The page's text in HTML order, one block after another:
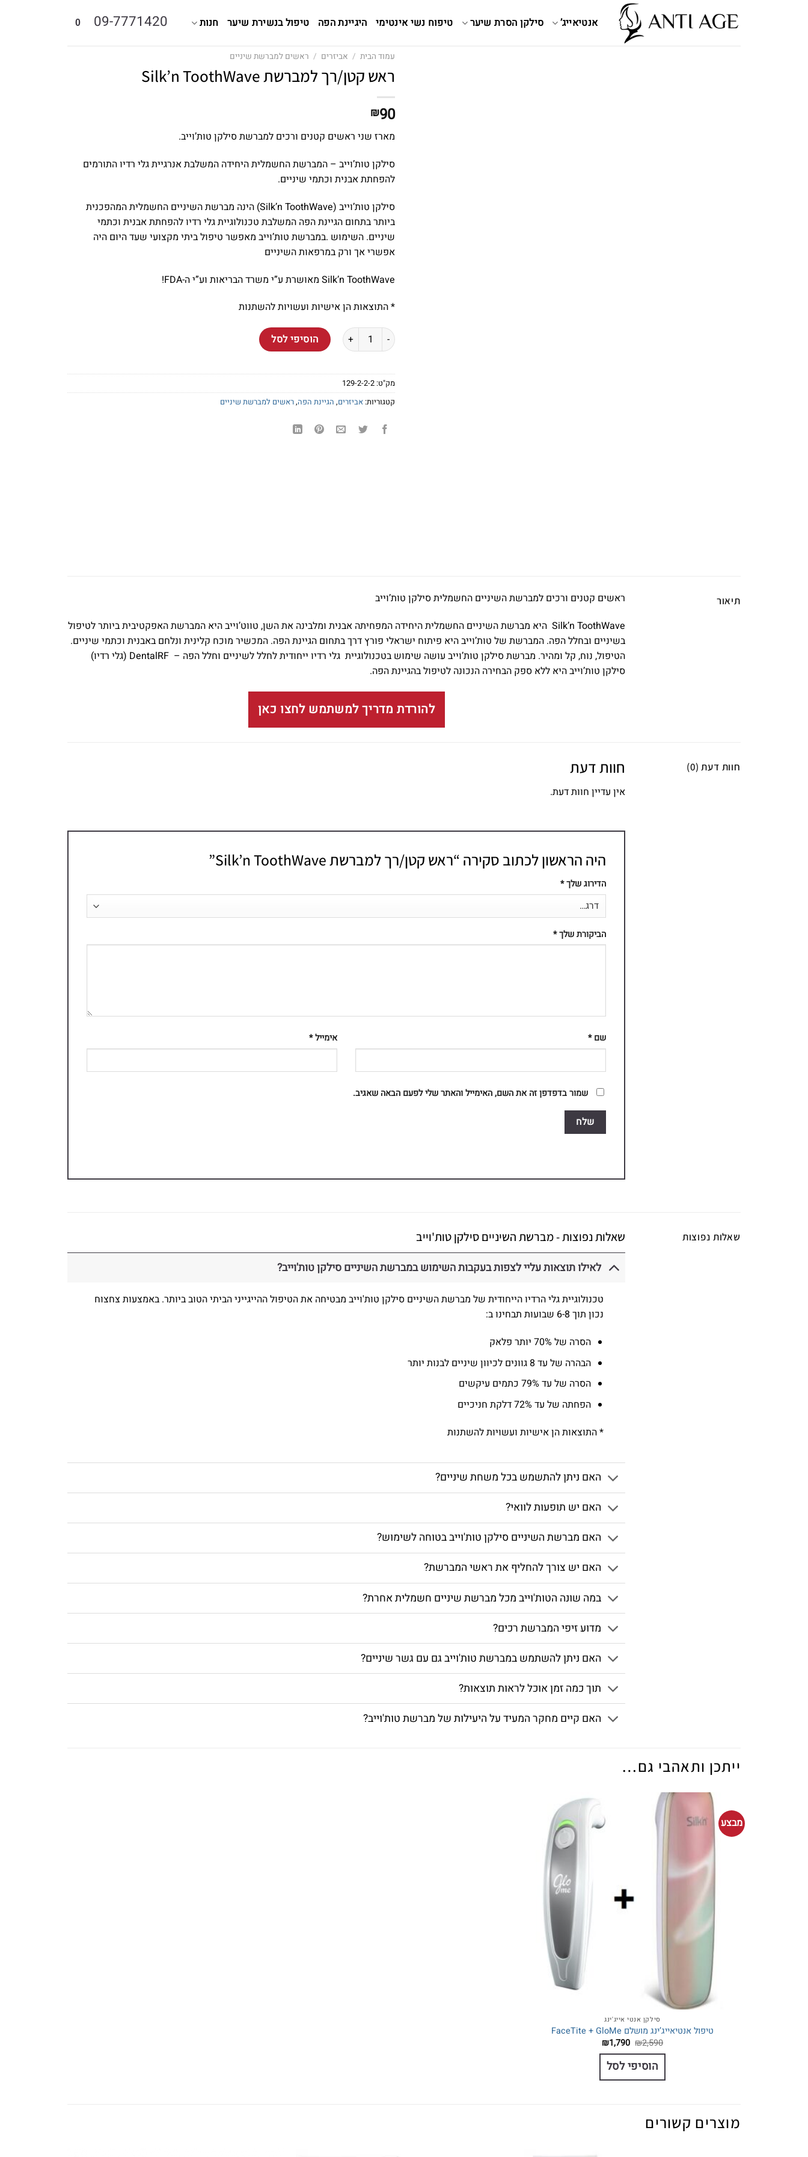
אנטיאייג’ סילקן הסרת שיער טיפוח נשי אינטימי היגיינת הפה טיפול בנשירת שיער חנות 09-7771420
0
עמוד הבית / אביזרים / ראשים למברשת שיניים
ראש קטן/רך למברשת Silk’n ToothWave
₪90
מארז שני ראשים קטנים ורכים למברשת סילקן טות’וייב.
סילקן טות’וייב – המברשת החשמלית היחידה המשלבת אנרגיית גלי רדיו התורמים
להפחתת אבנית וכתמי שיניים.
סילקן טות’וייב (Silk’n ToothWave) הינה מברשת השיניים החשמלית המהפכנית
ביותר בתחום הגיינת הפה המשלבת טכנולוגיית גלי רדיו להפחתת אבנית וכתמי
שיניים. השימוש .במברשת טות’וייב מאפשר טיפול ביתי מקצועי שעד היום היה
אפשרי אך ורק במרפאות השיניים
Silk’n ToothWave מאושרת ע”י משרד הבריאות וע”י ה-FDA!
* התוצאות הן אישיות ועשויות להשתנות
כמות של ראש קטן/רך למברשת Silk'n ToothWave
הוסיפי לסל
מק"ט: 129-2-2-2
קטגוריות: אביזרים, הגיינת הפה,ראשים למברשת שיניים
תיאור
ראשים קטנים ורכים למברשת השיניים החשמלית סילקן טות’וייב
Silk’n ToothWave היא מברשת השיניים החשמלית היחידה המפחיתה אבנית ומלבינה את השן, טווט’וייב היא המברשת האפקטיבית ביותר לטיפול
בשיניים ובחלל הפה. המברשת של טות’וייב היא פיתוח ישראלי פורץ דרך בתחום הגיינת הפה. המכשיר מוכח קלינית ונלחם באבנית וכתמי שיניים.
הטיפול, נוח, קל ומהיר. מברשת סילקן טות’וייב עושה שימוש בטכנולוגיית גלי רדיו ייחודית לחלל לשיניים וחלל הפה – DentalRF (גלי רדיו)
סילקן טות’וייב היא ללא ספק הבחירה הנכונה לטיפול בהגיינת הפה.
להורדת מדריך למשתמש לחצו כאן
חוות דעת (0) חוות דעת
אין עדיין חוות דעת.
היה הראשון לכתוב סקירה “ראש קטן/רך למברשת Silk’n ToothWave”
הדירוג שלך*
הביקורת שלך*
שם* אימייל*
שמור בדפדפן זה את השם, האימייל והאתר שלי לפעם הבאה שאגיב.
שאלות נפוצות שאלות נפוצות - מברשת השיניים סילקן טות'וייב
לאילו תוצאות עליי לצפות בעקבות השימוש במברשת השיניים סילקן טות'וייב?
טכנולוגיית גלי הרדיו הייחודית של מברשת השיניים סילקן טות'וייב מבטיחה את הטיפול ההייגייני הביתי הטוב ביותר. באמצעות צחצוח
נכון תוך 6-8 שבועות תבחינו ב:
הסרה של 70% יותר פלאק
הבהרה של עד 8 גוונים לכיוון שיניים לבנות יותר
הסרה של עד 79% כתמים עיקשים
הפחתה של עד 72% דלקת חניכיים
* התוצאות הן אישיות ועשויות להשתנות
האם ניתן להתשמש בכל משחת שיניים?
האם יש תופעות לוואי?
האם מברשת השיניים סילקן טות'וייב בטוחה לשימוש?
האם יש צורך להחליף את ראשי המברשת?
במה שונה הטות'וייב מכל מברשת שיניים חשמלית אחרת?
מדוע זיפי המברשת רכים?
האם ניתן להשתמש במברשת טות'וייב גם עם גשר שיניים?
תוך כמה זמן אוכל לראות תוצאות?
האם קיים מחקר המעיד על היעילות של מברשת טות'וייב?
ייתכן ותאהבי גם…
מבצע
סילקן אנטי אייג'ינג
טיפול אנטיאייג’ינג מושלם FaceTite + GloMe
₪2,590 המחיר
המקורי
היה:
₪2,590.
₪1,790
הנוכחי
הוא: הוסיפי לסל
מוצרים קשורים